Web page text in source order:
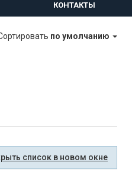
КОНТАКТЫ
по умолчанию
список в новом окне